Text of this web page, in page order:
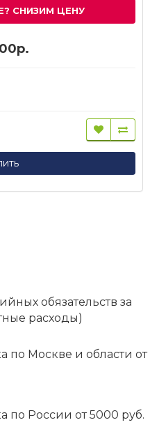
СНИЗИМ ЦЕНУ
обязательств за
расходы)
по Москве и области от
по России от 5000 руб.